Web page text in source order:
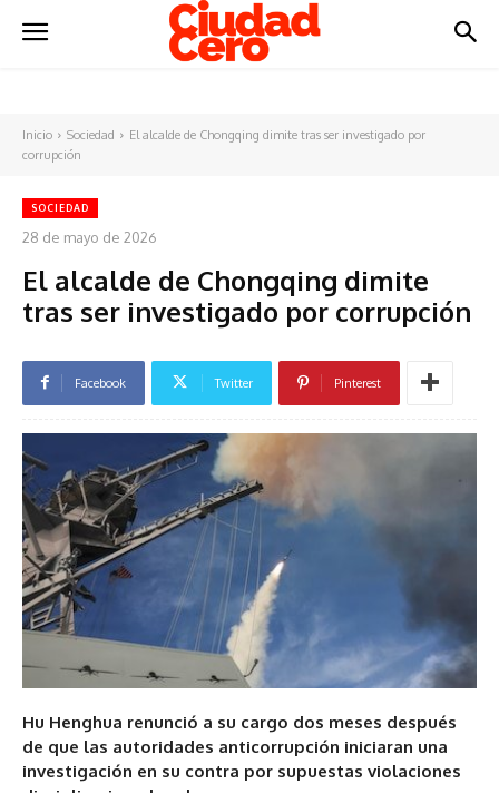
Inicio Sociedad
El alcalde de Chongqing dimite tras ser investigado por
corrupción
SOCIEDAD
28 de mayo de 2026
El alcalde de Chongqing dimite
tras ser investigado por corrupción
Facebook Twitter Pinterest
Hu Henghua renunció a su cargo dos meses después
de que las autoridades anticorrupción iniciaran una
investigación en su contra por supuestas violaciones